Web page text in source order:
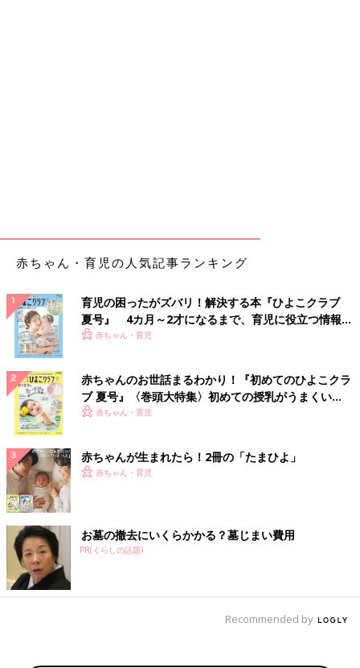
赤ちゃん・育児の人気記事ランキング
育児の困ったがズバリ！解決する本『ひよこクラブ
夏号』 4カ月～2才になるまで、育児に役立つ情報が
いっぱい！
赤ちゃん・育児
赤ちゃんのお世話まるわかり！『初めてのひよこクラ
ブ 夏号』〈巻頭大特集〉初めての授乳がうまくい
く！ おっぱい・ミルクの基本と夏のトラブル 解決テ
赤ちゃん・育児
赤ちゃんが生まれたら！2冊の「たまひよ」
赤ちゃん・育児
お墓の撤去にいくらかかる？墓じまい費用
PR(くらしの話題)
Recommended by